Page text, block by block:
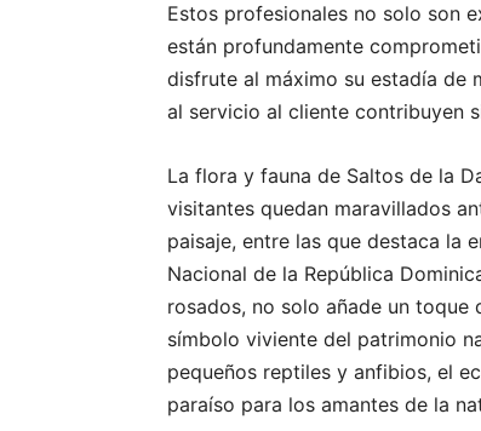
Estos profesionales no solo son
están profundamente
disfrute al máximo su estadía de
al servicio al cliente contribuyen
La flora y fauna de Saltos de la
visitantes quedan maravillados
paisaje, entre las que destaca la
Nacional de la República
rosados, no solo añade un
símbolo viviente del patrimonio
pequeños reptiles y anfibios, el
paraíso para los amantes de la